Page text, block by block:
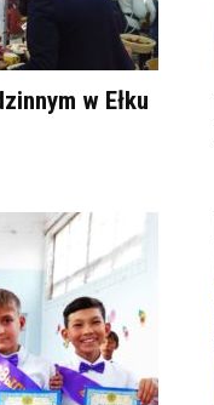
w Ełku